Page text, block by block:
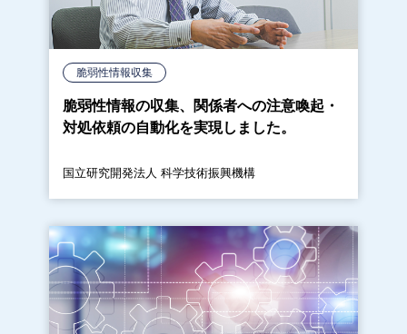
脆弱性情報収集
脆弱性情報の収集、関係者への注意喚起・
対処依頼の自動化を実現しました。
国立研究開発法人 科学技術振興機構